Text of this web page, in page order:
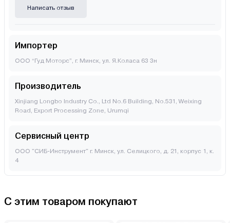
Написать отзыв
Импортер
ООО “Гуд Моторс”, г. Минск, ул. Я.Коласа 63 3н
Производитель
Xinjiang Longbo Industry Co., Ltd No.6 Building, No.531, Weixing
Road, Export Processing Zone, Urumqi
Сервисный центр
ООО "СИБ-Инструмент" г. Минск, ул. Селицкого, д. 21, корпус 1, к.
4
С этим товаром покупают